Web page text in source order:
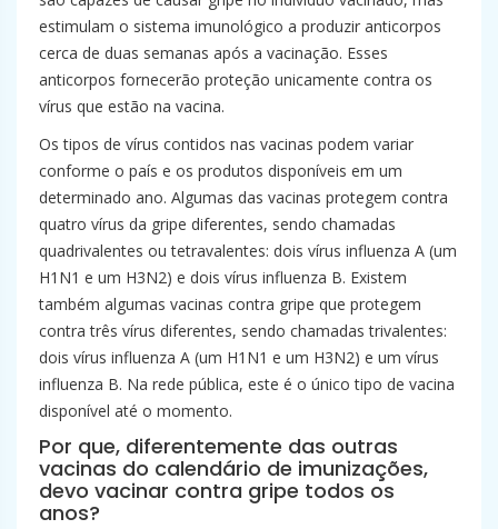
estimulam o sistema imunológico a produzir anticorpos
cerca de duas semanas após a vacinação. Esses
anticorpos fornecerão proteção unicamente contra os
vírus que estão na vacina.
Os tipos de vírus contidos nas vacinas podem variar
conforme o país e os produtos disponíveis em um
determinado ano. Algumas das vacinas protegem contra
quatro vírus da gripe diferentes, sendo chamadas
quadrivalentes ou tetravalentes: dois vírus influenza A (um
H1N1 e um H3N2) e dois vírus influenza B. Existem
também algumas vacinas contra gripe que protegem
contra três vírus diferentes, sendo chamadas trivalentes:
dois vírus influenza A (um H1N1 e um H3N2) e um vírus
influenza B. Na rede pública, este é o único tipo de vacina
disponível até o momento.
Por que, diferentemente das outras
vacinas do calendário de imunizações,
devo vacinar contra gripe todos os
anos?